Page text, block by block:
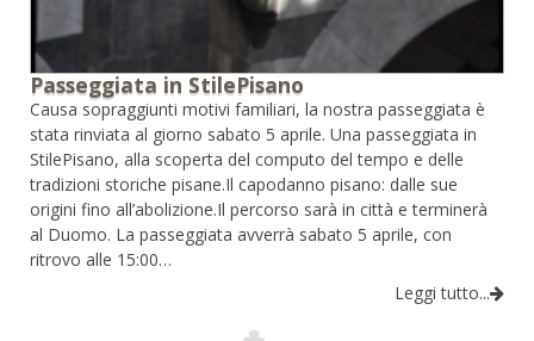
Passeggiata in StilePisano
Causa sopraggiunti motivi familiari, la nostra passeggiata è
stata rinviata al giorno sabato 5 aprile. Una passeggiata in
StilePisano, alla scoperta del computo del tempo e delle
tradizioni storiche pisane.Il capodanno pisano: dalle sue
origini fino all’abolizione.Il percorso sarà in città e terminerà
al Duomo. La passeggiata avverrà sabato 5 aprile, con
ritrovo alle 15:00…
Leggi tutto...